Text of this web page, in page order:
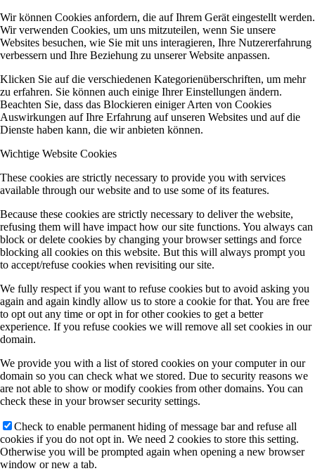
Wir können Cookies anfordern, die auf Ihrem Gerät eingestellt werden.
Wir verwenden Cookies, um uns mitzuteilen, wenn Sie unsere
Websites besuchen, wie Sie mit uns interagieren, Ihre Nutzererfahrung
verbessern und Ihre Beziehung zu unserer Website anpassen.
Klicken Sie auf die verschiedenen Kategorienüberschriften, um mehr
zu erfahren. Sie können auch einige Ihrer Einstellungen ändern.
Beachten Sie, dass das Blockieren einiger Arten von Cookies
Auswirkungen auf Ihre Erfahrung auf unseren Websites und auf die
Dienste haben kann, die wir anbieten können.
Wichtige Website Cookies
These cookies are strictly necessary to provide you with services
available through our website and to use some of its features.
Because these cookies are strictly necessary to deliver the website,
refusing them will have impact how our site functions. You always can
block or delete cookies by changing your browser settings and force
blocking all cookies on this website. But this will always prompt you
to accept/refuse cookies when revisiting our site.
We fully respect if you want to refuse cookies but to avoid asking you
again and again kindly allow us to store a cookie for that. You are free
to opt out any time or opt in for other cookies to get a better
experience. If you refuse cookies we will remove all set cookies in our
domain.
We provide you with a list of stored cookies on your computer in our
domain so you can check what we stored. Due to security reasons we
are not able to show or modify cookies from other domains. You can
check these in your browser security settings.
Check to enable permanent hiding of message bar and refuse all
cookies if you do not opt in. We need 2 cookies to store this setting.
Otherwise you will be prompted again when opening a new browser
window or new a tab.